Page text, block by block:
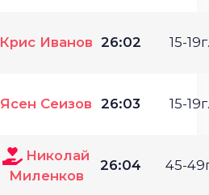
Крис Иванов 26:02 15-19г.
Ясен Сеизов 26:03 15-19г.
Николай
Миленков
26:04 45-